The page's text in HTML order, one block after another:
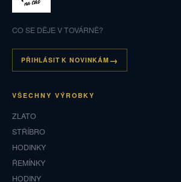
CO SE DĚJE V TOVÁRNĚ?
PŘIHLÁSIT K NOVINKÁM
VŠECHNY VÝROBKY
ZLATO
STŘÍBRO
HODINKY
ŘEMÍNKY
HODINY